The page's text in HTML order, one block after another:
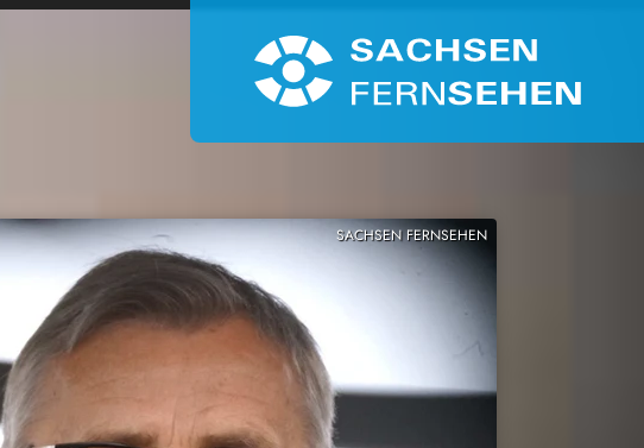
SACHSEN FERNSEHEN